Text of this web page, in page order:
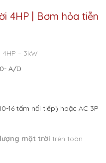
4HP | Bơm hỏa tiễn
– 3kW
A/D
16 tấm nối tiếp) hoặc AC 3P
mặt trời trên toàn